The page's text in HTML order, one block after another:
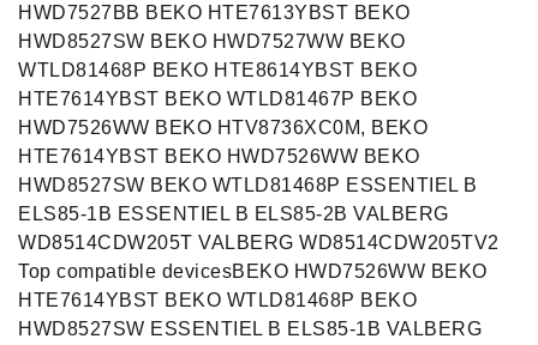
HWD7527BB BEKO HTE7613YBST BEKO
HWD8527SW BEKO HWD7527WW BEKO
WTLD81468P BEKO HTE8614YBST BEKO
HTE7614YBST BEKO WTLD81467P BEKO
HWD7526WW BEKO HTV8736XC0M, BEKO
HTE7614YBST BEKO HWD7526WW BEKO
HWD8527SW BEKO WTLD81468P ESSENTIEL B
ELS85-1B ESSENTIEL B ELS85-2B VALBERG
WD8514CDW205T VALBERG WD8514CDW205TV2
Top compatible devicesBEKO HWD7526WW BEKO
HTE7614YBST BEKO WTLD81468P BEKO
HWD8527SW ESSENTIEL B ELS85-1B VALBERG